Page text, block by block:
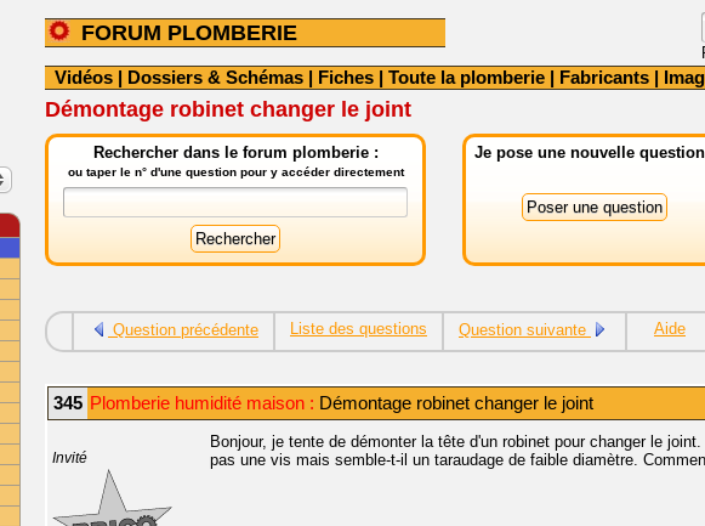
FORUM PLOMBERIE
Vidéos | Dossiers & Schémas | Fiches | Toute la plomberie | Fabricants |
Démontage robinet changer le joint
Rechercher dans le forum plomberie :
ou taper le n° d'une question pour y accéder directement
Je pose une nouvelle
Question précédente Liste des questions Question suivante Aide
345 Plomberie humidité maison : Démontage robinet changer le joint
Invité
Bonjour, je tente de démonter la tête d'un robinet pour changer le
pas une vis mais semble-t-il un taraudage de faible diamètre.